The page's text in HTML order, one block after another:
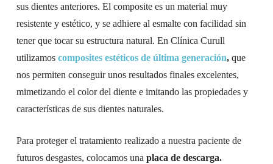
sus dientes anteriores. El composite es un material muy
resistente y estético, y se adhiere al esmalte con facilidad sin
tener que tocar su estructura natural. En Clínica Curull
utilizamos composites estéticos de última generación,que
nos permiten conseguir unos resultados finales excelentes,
mimetizando el color del diente e imitando las propiedades y
características de sus dientes naturales.
Para proteger el tratamiento realizado a nuestra paciente de
futuros desgastes, colocamos una placa de descarga.